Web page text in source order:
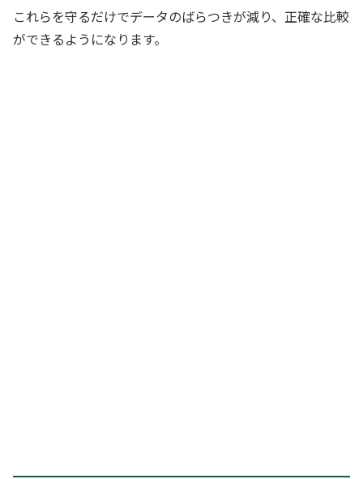
これらを守るだけでデータのばらつきが減り、正確な比較
ができるようになります。